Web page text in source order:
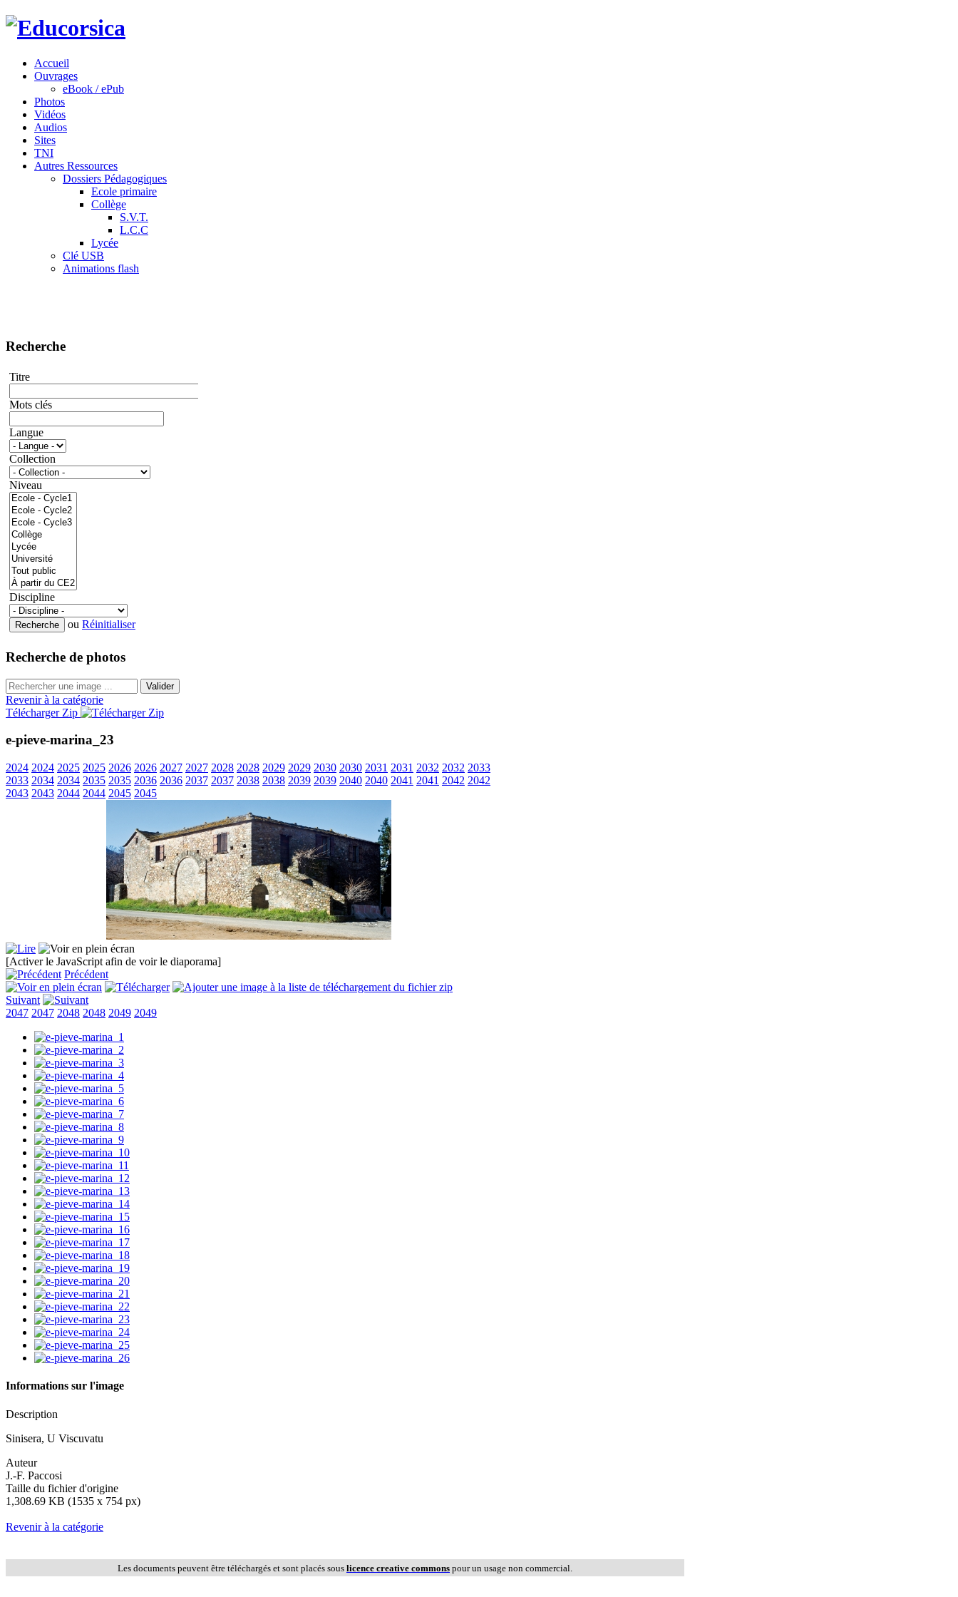
Accueil
Ouvrages
eBook / ePub
Photos
Vidéos
Audios
Sites
TNI
Autres Ressources
Dossiers Pédagogiques
Ecole primaire
Collège
S.V.T.
L.C.C
Lycée
Clé USB
Animations flash
Recherche
Titre
Mots clés
Langue
Collection
Niveau
Discipline
ou Réinitialiser
Recherche de photos
Valider
Revenir à la catégorie
Télécharger Zip
e-pieve-marina_23
2024 2024 2025 2025 2026 2026 2027 2027 2028 2028 2029 2029 2030 2030 2031 2031 2032 2032 2033
2033 2034 2034 2035 2035 2036 2036 2037 2037 2038 2038 2039 2039 2040 2040 2041 2041 2042 2042
2043 2043 2044 2044 2045 2045
[Activer le JavaScript afin de voir le diaporama]
Précédent
Suivant
2047 2047 2048 2048 2049 2049
Informations sur l'image
Description
Sinisera, U Viscuvatu
Auteur
J.-F. Paccosi
Taille du fichier d'origine
1,308.69 KB (1535 x 754 px)
Revenir à la catégorie
Les documents peuvent être téléchargés et sont placés sous licence creative commons pour un usage non commercial.